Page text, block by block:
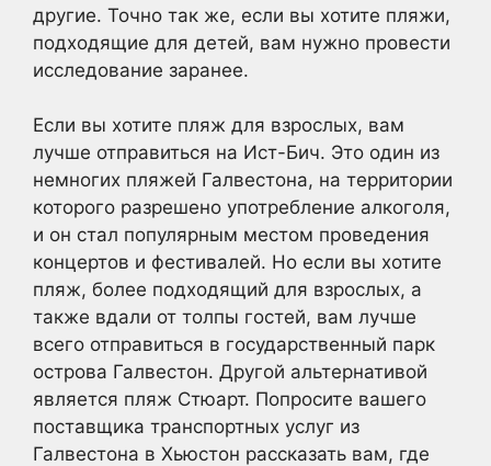
другие. Точно так же, если вы хотите пляжи,
подходящие для детей, вам нужно провести
исследование заранее.
Если вы хотите пляж для взрослых, вам
лучше отправиться на Ист-Бич. Это один из
немногих пляжей Галвестона, на территории
которого разрешено употребление алкоголя,
и он стал популярным местом проведения
концертов и фестивалей. Но если вы хотите
пляж, более подходящий для взрослых, а
также вдали от толпы гостей, вам лучше
всего отправиться в государственный парк
острова Галвестон. Другой альтернативой
является пляж Стюарт. Попросите вашего
поставщика транспортных услуг из
Галвестона в Хьюстон рассказать вам, где